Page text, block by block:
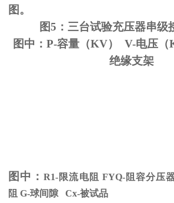
图。
图5：三台试验充压器串级
图中：P-容量（KV） V-电压
绝缘支架
图中：R1-限流电阻 FYQ-阻容分压
阻 G-球间隙 Cx-被试品